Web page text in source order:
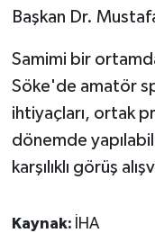
Başkan Dr.
Samimi bir
Söke'de amatör
ihtiyaçları, ortak
dönemde
karşılıklı görüş
Kaynak: İHA